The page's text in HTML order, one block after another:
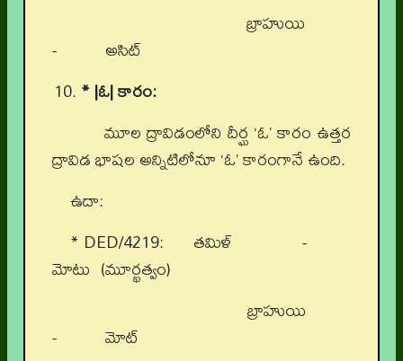
బ్రాహుయి
- అసిట్
* |ఓ| కారం:
మూల ద్రావిడంలోని దీర్ఘ ‘ఓ’ కారం ఉత్తర
ద్రావిడ భాషల అన్నిటిలోనూ ‘ఓ’ కారంగానే ఉంది.
ఉదా:
* DED/4219: తమిళ్ -
మోటు (మూర్ఖత్వం)
బ్రాహుయి
- మోట్